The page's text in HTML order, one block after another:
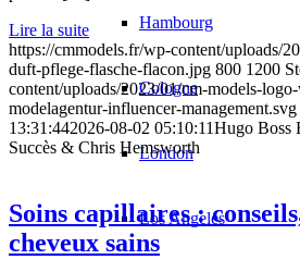
Hambourg
Cologne
London
Los Angeles
Lire la suite
https://cmmodels.fr/wp-content/uploads/
duft-pflege-flasche-flacon.jpg 800 1200
content/uploads/2023/01/cm-models-
modelagentur-influencer-management.svg
13:31:442026-08-02 05:10:11Hugo Boss
Succès & Chris Hemsworth
Soins capillaires :
cheveux sains